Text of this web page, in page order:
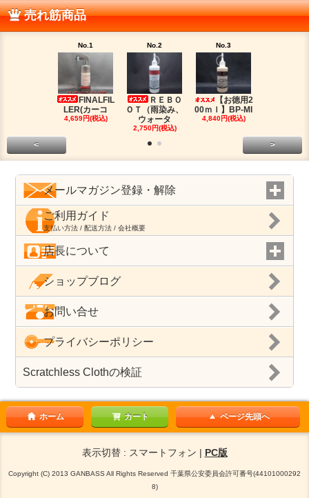
売れ筋商品
No.1
FINALFIL
LER(カーコ
4,659円(税込)
No.2
ＲＥＢＯ
ＯＴ（雨染み、
ウォータ
2,750円(税込)
No.3
【お徳用2
00ｍｌ】BP-MI
4,840円(税込)
< >
メールマガジン登録・解除
ご利用ガイド
支払い方法 / 配送方法 / 会社概要
店長について
ショップブログ
お問い合せ
プライバシーポリシー
Scratchless Clothの検証
ホーム カート ページ先頭へ
表示切替 : スマートフォン | PC版
Copyright (C) 2013 GANBASS All Rights Reserved 千葉県公安委員会許可番号(44101000292
8)